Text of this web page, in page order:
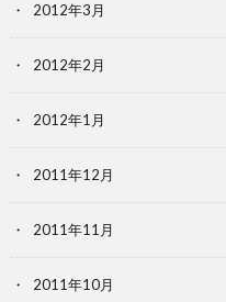
2012年3月
2012年2月
2012年1月
2011年12月
2011年11月
2011年10月